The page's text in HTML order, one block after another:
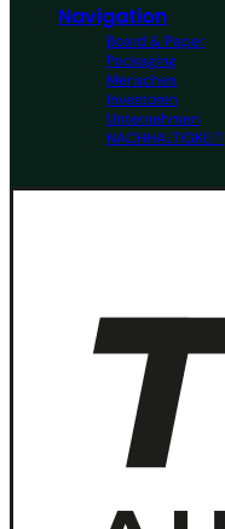
Navigation
Board & Paper
Packaging
Menschen
Investoren
Unternehmen
NACHHALTIGKEIT